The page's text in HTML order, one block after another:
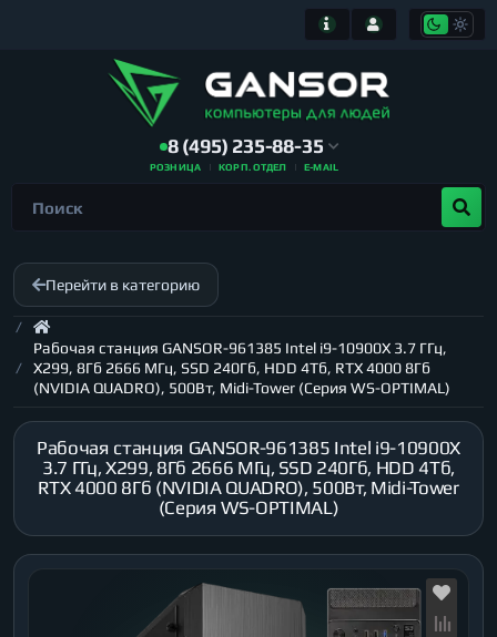
8 (495) 235-88-35
РОЗНИЦА КОРП. ОТДЕЛ E-MAIL
Перейти в категорию
Рабочая станция GANSOR-961385 Intel i9-10900X 3.7 ГГц,
X299, 8Гб 2666 МГц, SSD 240Гб, HDD 4Тб, RTX 4000 8Гб
(NVIDIA QUADRO), 500Вт, Midi-Tower (Серия WS-OPTIMAL)
Рабочая станция GANSOR-961385 Intel i9-10900X
3.7 ГГц, X299, 8Гб 2666 МГц, SSD 240Гб, HDD 4Тб,
RTX 4000 8Гб (NVIDIA QUADRO), 500Вт, Midi-Tower
(Серия WS-OPTIMAL)